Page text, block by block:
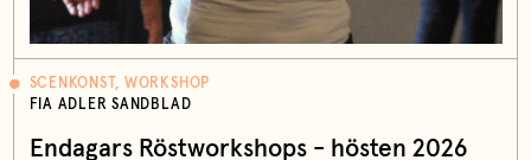
SCENKONST, WORKSHOP
FIA ADLER SANDBLAD
Endagars Röstworkshops - hösten 2026